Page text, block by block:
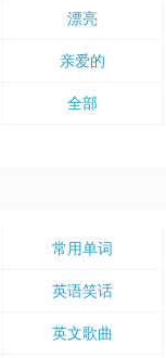
漂亮
亲爱的
全部
常用单词
英语笑话
英文歌曲